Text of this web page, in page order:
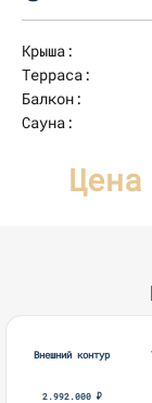
Крыша:
Терраса:
Балкон:
Сауна:
Внешний контур
2.992.000 ₽